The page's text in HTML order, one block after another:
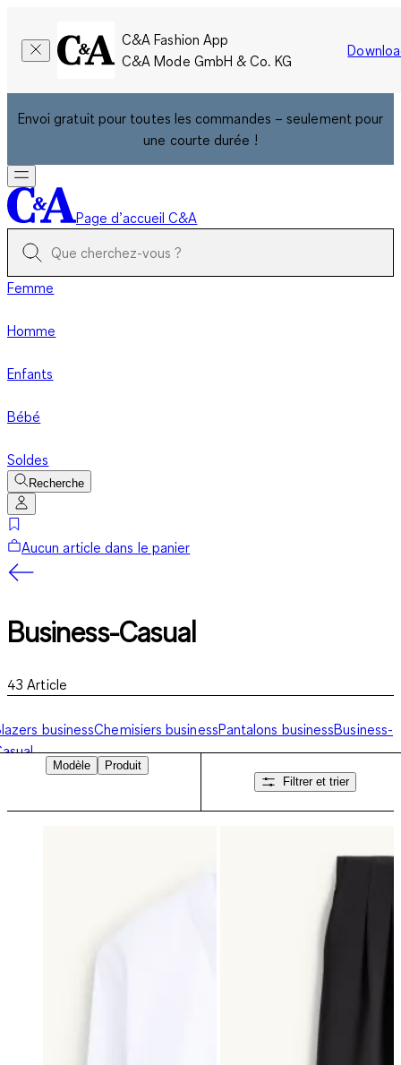
C&A Fashion App
C&A Mode GmbH & Co. KG
Envoi gratuit pour toutes les commandes – seulement pour
une courte durée !
Page d’accueil C&A
Femme
Homme
Enfants
Bébé
Soldes
Recherche
Aucun article dans le panier
Business-Casual
43 Article
businessChemisiers businessPantalons businessBusiness-
Modèle
Produit
Filtrer et trier